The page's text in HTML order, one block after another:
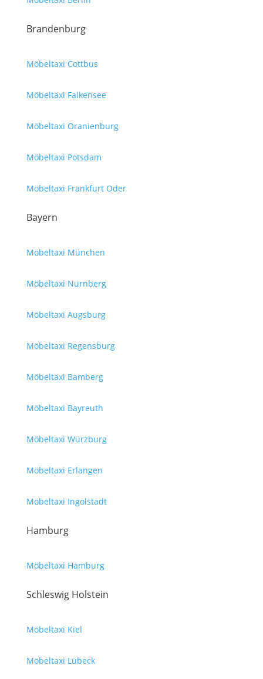
Brandenburg
Möbeltaxi Cottbus
Möbeltaxi Falkensee
Möbeltaxi Oranienburg
Möbeltaxi Potsdam
Möbeltaxi Frankfurt Oder
Bayern
Möbeltaxi München
Möbeltaxi Nürnberg
Möbeltaxi Augsburg
Möbeltaxi Regensburg
Möbeltaxi Bamberg
Möbeltaxi Bayreuth
Möbeltaxi Würzburg
Möbeltaxi Erlangen
Möbeltaxi Ingolstadt
Hamburg
Möbeltaxi Hamburg
Schleswig Holstein
Möbeltaxi Kiel
Möbeltaxi Lübeck